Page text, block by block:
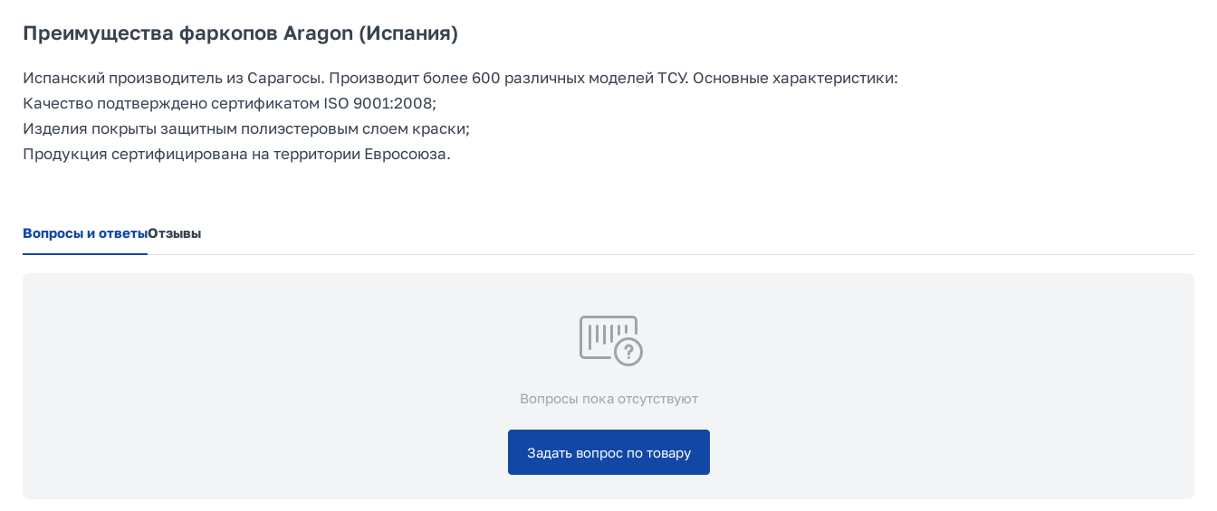
Преимущества фаркопов Aragon (Испания)
Испанский производитель из Сарагосы. Производит более 600 различных моделей ТСУ. Основные характеристики:
Качество подтверждено сертификатом ISO 9001:2008;
Изделия покрыты защитным полиэстеровым слоем краски;
Продукция сертифицирована на территории Евросоюза.
Вопросы и ответыОтзывы
Вопросы пока отсутствуют
Задать вопрос по товару